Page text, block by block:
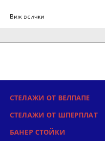
Виж всички
СТЕЛАЖИ ОТ ВЕЛПАПЕ
СТЕЛАЖИ ОТ ШПЕРПЛАТ
БАНЕР СТОЙКИ